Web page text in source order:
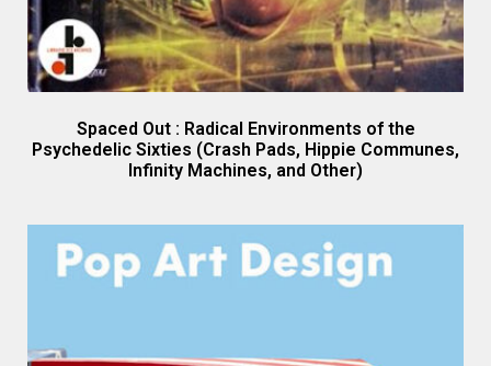
Spaced Out : Radical Environments of the
Psychedelic Sixties (Crash Pads, Hippie Communes,
Infinity Machines, and Other)